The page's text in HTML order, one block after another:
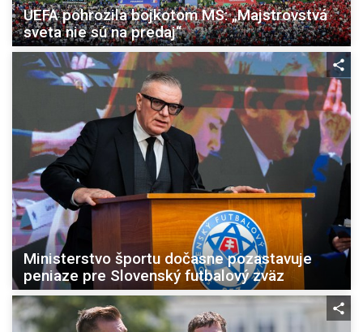
UEFA pohrozila bojkotom MS: „Majstrovstvá
sveta nie sú na predaj“
Ministerstvo športu dočasne pozastavuje
peniaze pre Slovenský futbalový zväz